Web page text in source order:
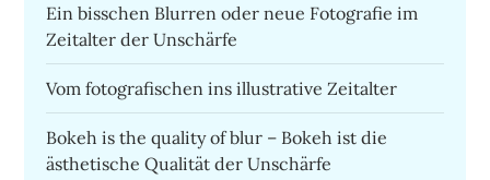
Ein bisschen Blurren oder neue Fotografie im
Zeitalter der Unschärfe
Vom fotografischen ins illustrative Zeitalter
Bokeh is the quality of blur – Bokeh ist die
ästhetische Qualität der Unschärfe